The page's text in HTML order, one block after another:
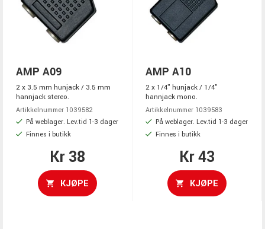
AMP A09
2 x 3.5 mm hunjack / 3.5 mm
hannjack stereo.
Artikkelnummer 1039582
På weblager. Lev.tid 1-3 dager
Finnes i butikk
Kr 38
KJØPE
AMP A10
2 x 1/4" hunjack / 1/4"
hannjack mono.
Artikkelnummer 1039583
På weblager. Lev.tid 1-3 dager
Finnes i butikk
Kr 43
KJØPE